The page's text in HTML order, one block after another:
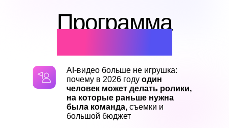
AI-видео больше не игрушка:
почему в 2026 году один
человек может делать ролики,
на которые раньше нужна
была команда, съемки и
большой бюджет
Программа